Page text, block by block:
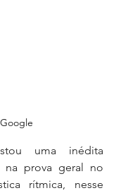
uma inédita
na prova geral no
rítmica, nesse